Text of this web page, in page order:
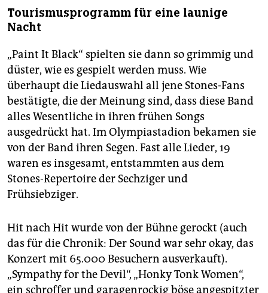
Tourismusprogramm für eine launige
Nacht
„Paint It Black“ spielten sie dann so grimmig und
düster, wie es gespielt werden muss. Wie
überhaupt die Liedauswahl all jene Stones-Fans
bestätigte, die der Meinung sind, dass diese Band
alles Wesentliche in ihren frühen Songs
ausgedrückt hat. Im Olympiastadion bekamen sie
von der Band ihren Segen. Fast alle Lieder, 19
waren es insgesamt, entstammten aus dem
Stones-Repertoire der Sechziger und
Frühsiebziger.
Hit nach Hit wurde von der Bühne gerockt (auch
das für die Chronik: Der Sound war sehr okay, das
Konzert mit 65.000 Besuchern ausverkauft).
„Sympathy for the Devil“, „Honky Tonk Women“,
ein schroffer und garagenrockig böse angespitzter